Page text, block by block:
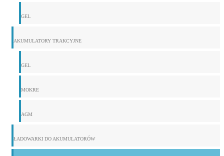
GEL
AKUMULATORY TRAKCYJNE
GEL
MOKRE
AGM
ŁADOWARKI DO AKUMULATORÓW